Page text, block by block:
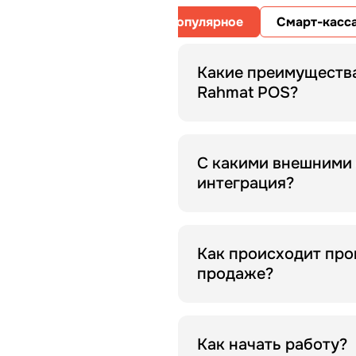
Популярное Смарт-
Какие
Rahmat POS?
принимает оплату по
С какими внешними
интеграция?
Как происходит
продаже?
транзакции мгновенно
Как начать работу?